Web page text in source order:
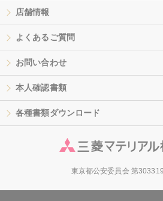
店舗情報
よくあるご質問
お問い合わせ
本人確認書類
各種書類ダウンロード
東京都公安委員会 第